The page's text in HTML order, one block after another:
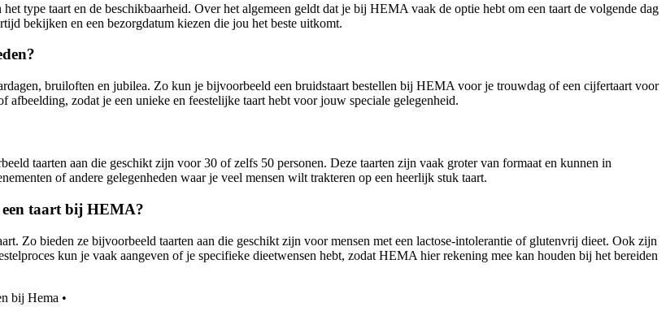
type taart en de beschikbaarheid. Over het algemeen geldt dat je bij HEMA vaak de optie hebt om een taart de volgende dag
bekijken en een bezorgdatum kiezen die jou het beste uitkomt.
bruiloften en jubilea. Zo kun je bijvoorbeeld een bruidstaart bestellen bij HEMA voor je trouwdag of een cijfertaart voor
zodat je een unieke en feestelijke taart hebt voor jouw speciale gelegenheid.
taarten aan die geschikt zijn voor 30 of zelfs 50 personen. Deze taarten zijn vaak groter van formaat en kunnen in
of andere gelegenheden waar je veel mensen wilt trakteren op een heerlijk stuk taart.
een taart bij HEMA?
Zo bieden ze bijvoorbeeld taarten aan die geschikt zijn voor mensen met een lactose-intolerantie of glutenvrij dieet. Ook zijn
kun je vaak aangeven of je specifieke dieetwensen hebt, zodat HEMA hier rekening mee kan houden bij het bereiden
bij Hema •